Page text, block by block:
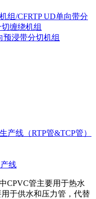
组/CFRTP UD单向带分
缠绕机组
预浸带分切机组
产线（RTP管&TCP管）
线
CPVC管主要用于热水
于供水和压力管，代替